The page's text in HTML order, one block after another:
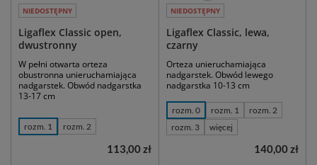
NIEDOSTĘPNY
Ligaflex Classic open,
dwustronny
W pełni otwarta orteza
obustronna unieruchamiająca
nadgarstek. Obwód nadgarstka
13-17 cm
rozm. 1 rozm. 2
113,00 zł
NIEDOSTĘPNY
Ligaflex Classic, lewa,
czarny
Orteza unieruchamiająca
nadgarstek. Obwód lewego
nadgarstka 10-13 cm
rozm. 0 rozm. 1
rozm. 2
rozm. 3
więcej
140,00 zł